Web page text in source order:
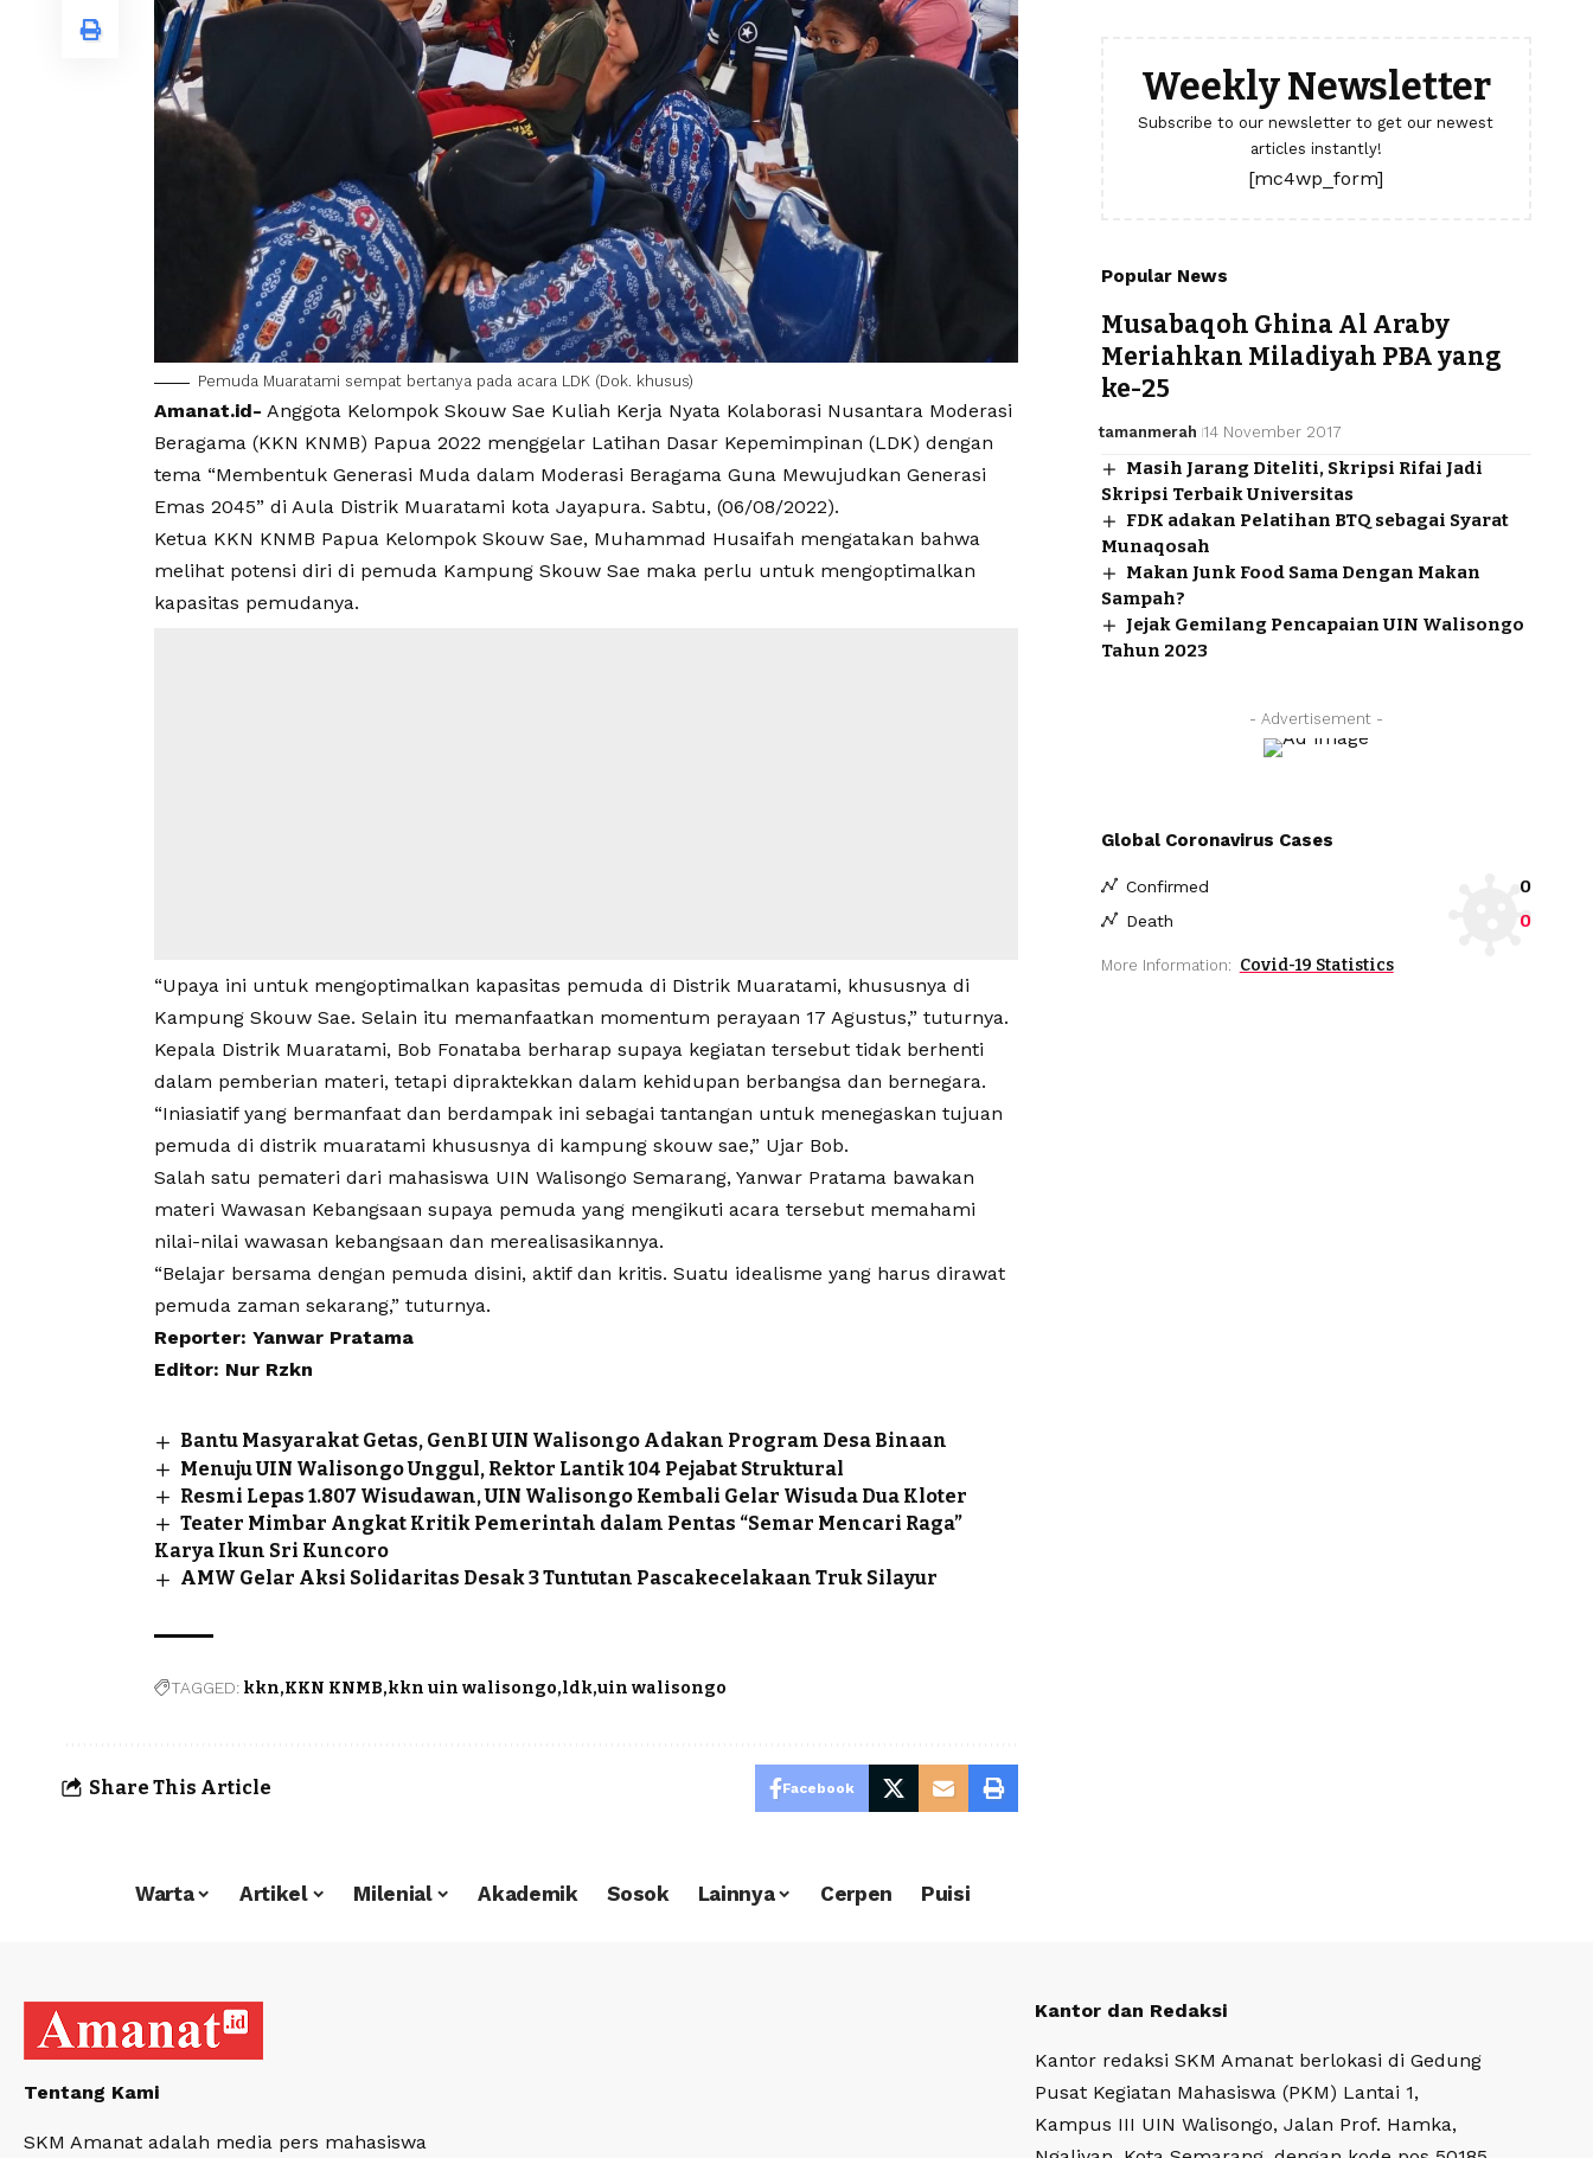
Pemuda Muaratami sempat bertanya pada acara LDK (Dok. khusus)
Amanat.id- Anggota Kelompok Skouw Sae Kuliah Kerja Nyata Kolaborasi Nusantara Moderasi
Beragama (KKN KNMB) Papua 2022 menggelar Latihan Dasar Kepemimpinan (LDK) dengan
tema “Membentuk Generasi Muda dalam Moderasi Beragama Guna Mewujudkan Generasi
Emas 2045” di Aula Distrik Muaratami kota Jayapura. Sabtu, (06/08/2022).
Ketua KKN KNMB Papua Kelompok Skouw Sae, Muhammad Husaifah mengatakan bahwa
melihat potensi diri di pemuda Kampung Skouw Sae maka perlu untuk mengoptimalkan
kapasitas pemudanya.
“Upaya ini untuk mengoptimalkan kapasitas pemuda di Distrik Muaratami, khususnya di
Kampung Skouw Sae. Selain itu memanfaatkan momentum perayaan 17 Agustus,” tuturnya.
Kepala Distrik Muaratami, Bob Fonataba berharap supaya kegiatan tersebut tidak berhenti
dalam pemberian materi, tetapi dipraktekkan dalam kehidupan berbangsa dan bernegara.
“Iniasiatif yang bermanfaat dan berdampak ini sebagai tantangan untuk menegaskan tujuan
pemuda di distrik muaratami khususnya di kampung skouw sae,” Ujar Bob.
Salah satu pemateri dari mahasiswa UIN Walisongo Semarang, Yanwar Pratama bawakan
materi Wawasan Kebangsaan supaya pemuda yang mengikuti acara tersebut memahami
nilai-nilai wawasan kebangsaan dan merealisasikannya.
“Belajar bersama dengan pemuda disini, aktif dan kritis. Suatu idealisme yang harus dirawat
pemuda zaman sekarang,” tuturnya.
Reporter: Yanwar Pratama
Editor: Nur Rzkn
Bantu Masyarakat Getas, GenBI UIN Walisongo Adakan Program Desa Binaan
Menuju UIN Walisongo Unggul, Rektor Lantik 104 Pejabat Struktural
Resmi Lepas 1.807 Wisudawan, UIN Walisongo Kembali Gelar Wisuda Dua Kloter
Teater Mimbar Angkat Kritik Pemerintah dalam Pentas “Semar Mencari Raga”
Karya Ikun Sri Kuncoro
AMW Gelar Aksi Solidaritas Desak 3 Tuntutan Pascakecelakaan Truk Silayur
TAGGED: kkn KKN KNMB kkn uin walisongo ldk uin walisongo
Share This Article Facebook
Weekly Newsletter
Subscribe to our newsletter to get our newest
articles instantly!
[mc4wp_form]
Popular News
Musabaqoh Ghina Al Araby
Meriahkan Miladiyah PBA yang
ke-25
tamanmerah 14 November 2017
Masih Jarang Diteliti, Skripsi Rifai Jadi
Skripsi Terbaik Universitas
FDK adakan Pelatihan BTQ sebagai Syarat
Munaqosah
Makan Junk Food Sama Dengan Makan
Sampah?
Jejak Gemilang Pencapaian UIN Walisongo
Tahun 2023
- Advertisement -
Global Coronavirus Cases
Confirmed 0
Death 0
More Information: Covid-19 Statistics
Warta Artikel Milenial Akademik Sosok Lainnya Cerpen Puisi
Tentang Kami
SKM Amanat adalah media pers mahasiswa
Kantor dan Redaksi
Kantor redaksi SKM Amanat berlokasi di Gedung
Pusat Kegiatan Mahasiswa (PKM) Lantai 1,
Kampus III UIN Walisongo, Jalan Prof. Hamka,